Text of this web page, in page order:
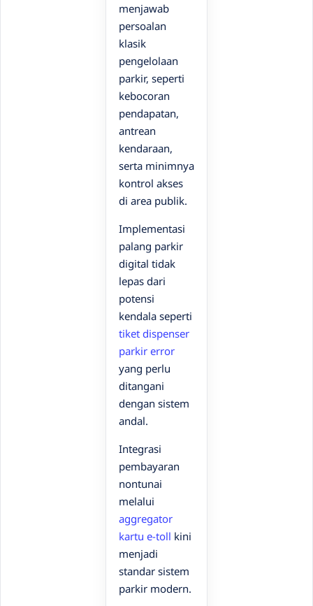
menjawab
persoalan
klasik
pengelolaan
parkir, seperti
kebocoran
pendapatan,
antrean
kendaraan,
serta minimnya
kontrol akses
di area publik.
Implementasi
palang parkir
digital tidak
lepas dari
potensi
kendala seperti
tiket dispenser
parkir error
yang perlu
ditangani
dengan sistem
andal.
Integrasi
pembayaran
nontunai
melalui
aggregator
kartu e-toll kini
menjadi
standar sistem
parkir modern.